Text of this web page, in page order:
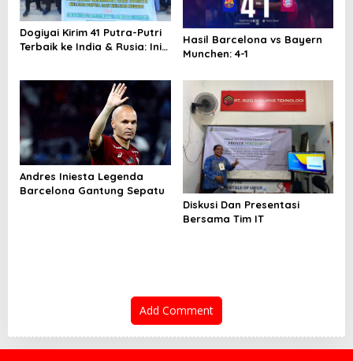
Dogiyai Kirim 41 Putra-Putri
Terbaik ke India & Rusia: Ini
Masa Depan
Hasil Barcelona vs Bayern
Munchen: 4-1
Andres Iniesta Legenda
Barcelona Gantung Sepatu
Diskusi Dan Presentasi
Bersama Tim IT
Add Comment